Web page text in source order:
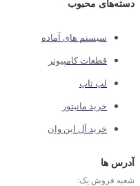
دسته‌های محبوب
سیستم های آماده
قطعات کامپیوتر
لپ تاپ
خرید مانیتور
خرید آل این وان
آدرس ها
شعبه فروش یک: